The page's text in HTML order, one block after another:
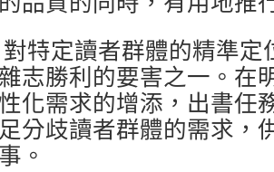
特定讀者群體的精準定
雜志勝利的要害之一。在
化需求的增添，出書任
分歧讀者群體的需求，
。